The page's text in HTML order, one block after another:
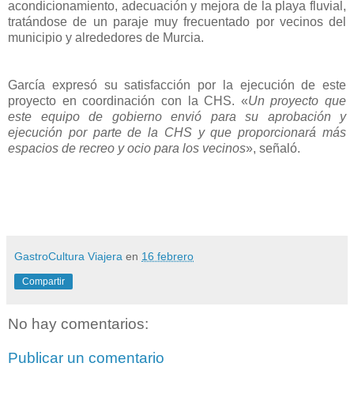
acondicionamiento, adecuación y mejora de la playa fluvial,
tratándose de un paraje muy frecuentado por vecinos del
municipio y alrededores de Murcia.
García expresó su satisfacción por la ejecución de este
proyecto en coordinación con la CHS. «Un proyecto que
este equipo de gobierno envió para su aprobación y
ejecución por parte de la CHS y que proporcionará más
espacios de recreo y ocio para los vecinos», señaló.
GastroCultura Viajera en 16 febrero
Compartir
No hay comentarios:
Publicar un comentario